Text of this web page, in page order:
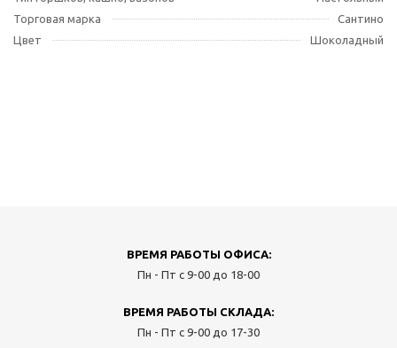
Торговая марка
Сантино
Цвет
Шоколадный
ВРЕМЯ РАБОТЫ ОФИСА:
Пн - Пт с 9-00 до 18-00
ВРЕМЯ РАБОТЫ СКЛАДА:
Пн - Пт с 9-00 до 17-30